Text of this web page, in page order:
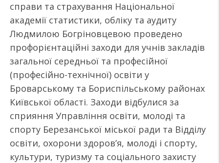
справи та страхування Національної
академії статистики, обліку та аудиту
Людмилою Богріновцевою проведено
профорієнтаційні заходи для учнів закладів
загальної середньої та професійної
(професійно-технічної) освіти у
Броварському та Бориспільському районах
Київської області. Заходи відбулися за
сприяння Управління освіти, молоді та
спорту Березанської міської ради та Відділу
освіти, охорони здоров’я, молоді і спорту,
культури, туризму та соціального захисту